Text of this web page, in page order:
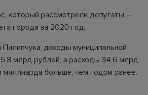
который рассмотрели депутаты –
города за 2020 год.
доходы муниципальной
млрд рублей, а расходы 34,6 млрд
миллиарда больше, чем годом ранее.